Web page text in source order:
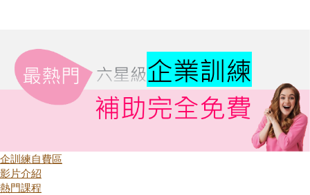
企訓練自費區
影片介紹
熱門課程